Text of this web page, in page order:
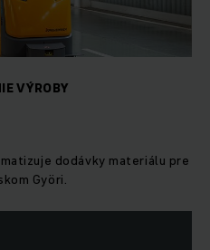
VÝROBY
dodávky materiálu pre
Györi.